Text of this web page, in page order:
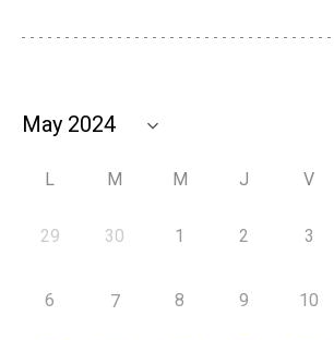
L M M J V
29 30 1 2 3
6 7 8 9 10